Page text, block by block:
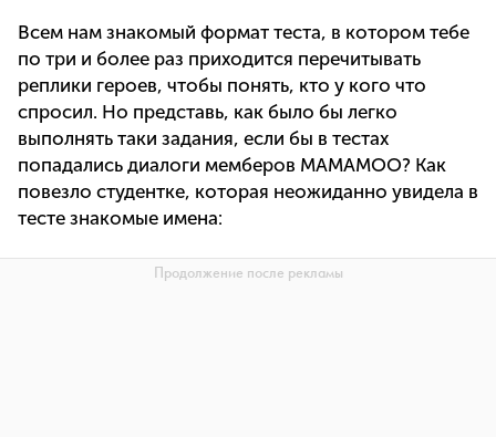
Всем нам знакомый формат теста, в котором тебе
по три и более раз приходится перечитывать
реплики героев, чтобы понять, кто у кого что
спросил. Но представь, как было бы легко
выполнять таки задания, если бы в тестах
попадались диалоги мемберов MAMAMOO? Как
повезло студентке, которая неожиданно увидела в
тесте знакомые имена: